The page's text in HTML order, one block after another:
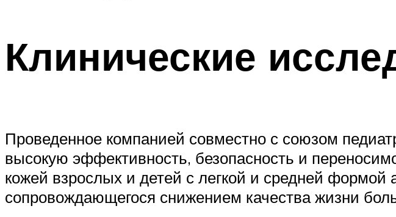
Клинические
Проведенное компанией совместно с союзом
высокую эффективность, безопасность и
кожей взрослых и детей с легкой и средней формой
сопровождающегося снижением качества жизни